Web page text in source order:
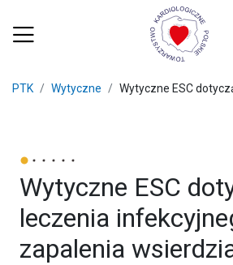
PTK Wytyczne Wytyczne ESC
Wytyczne ESC
leczenia
zapalenia